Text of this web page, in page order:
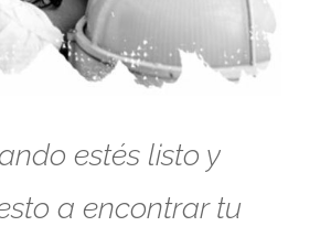
estés listo y
a encontrar tu